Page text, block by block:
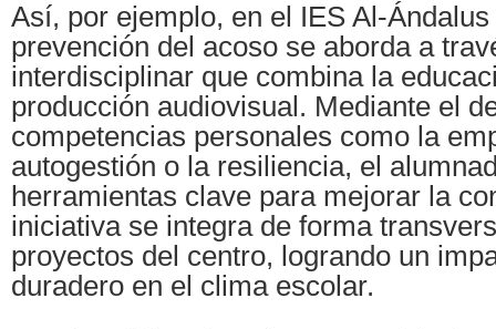
Así, por ejemplo, en el IES Al-
prevención del acoso se aborda a
interdisciplinar que combina la
producción audiovisual. Mediante el
competencias personales como la
autogestión o la resiliencia, el
herramientas clave para mejorar la
iniciativa se integra de forma
proyectos del centro, logrando un
duradero en el clima escolar.